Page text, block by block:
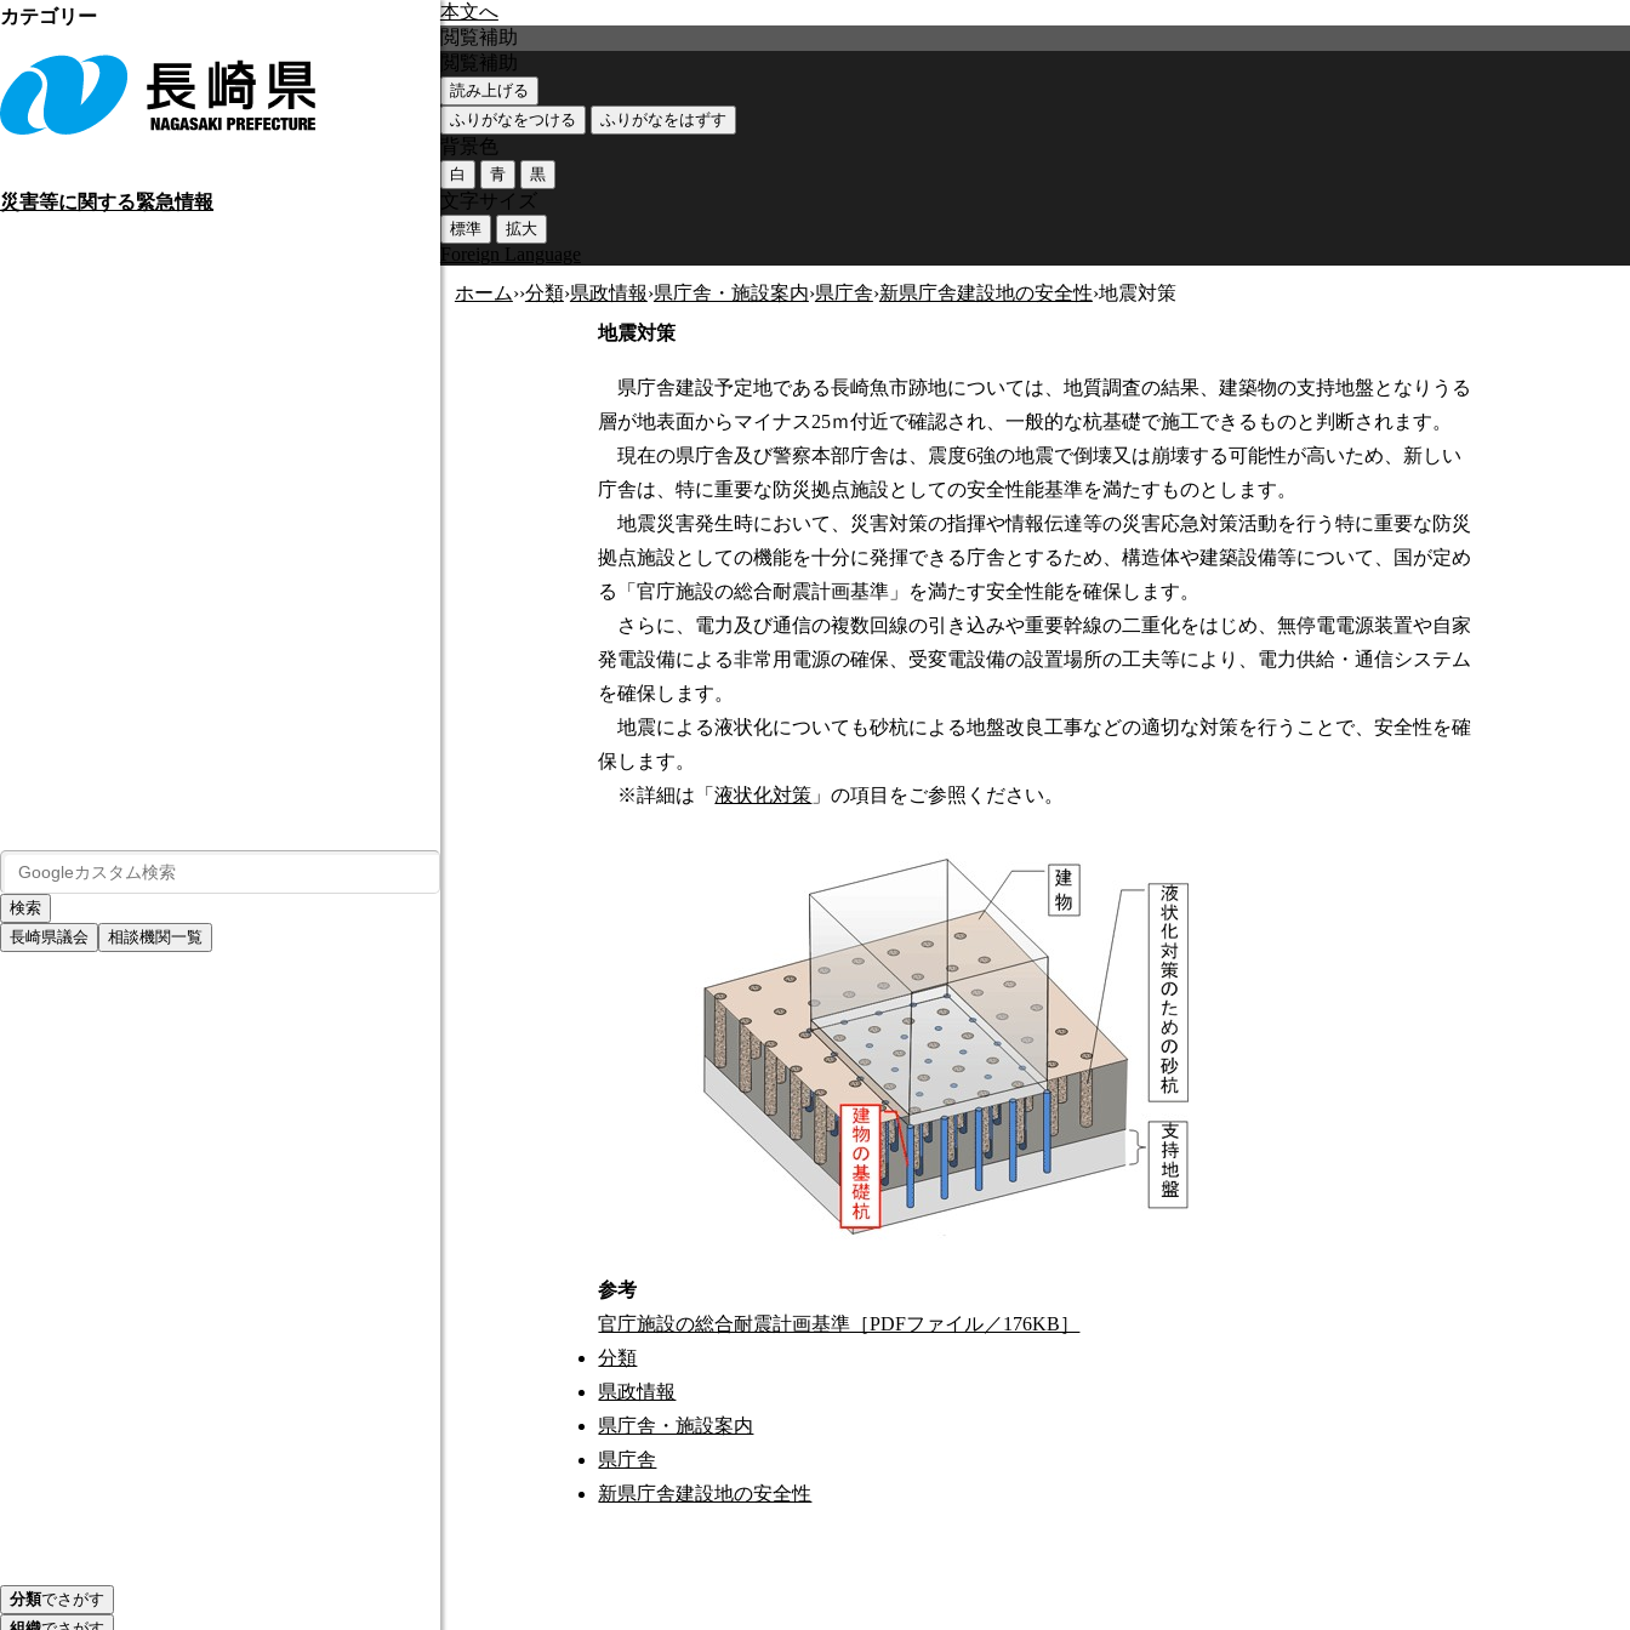
本文へ
災害等に関する緊急情報
長崎県議会 相談機関一覧
分類でさがす
閲覧補助
閲覧補助
読み上げる
ふりがなをつける
ふりがなをはずす
背景色
白 青 黒
文字サイズ
標準 拡大
Foreign Language
ホーム››分類›県政情報›県庁舎・施設案内›県庁舎›新県庁舎建設地の安全性›地震対策
地震対策
県庁舎建設予定地である長崎魚市跡地については、地質調査の結果、建築物の支持地盤となりうる
層が地表面からマイナス25ｍ付近で確認され、一般的な杭基礎で施工できるものと判断されます。
現在の県庁舎及び警察本部庁舎は、震度6強の地震で倒壊又は崩壊する可能性が高いため、新しい
庁舎は、特に重要な防災拠点施設としての安全性能基準を満たすものとします。
地震災害発生時において、災害対策の指揮や情報伝達等の災害応急対策活動を行う特に重要な防災
拠点施設としての機能を十分に発揮できる庁舎とするため、構造体や建築設備等について、国が定め
る「官庁施設の総合耐震計画基準」を満たす安全性能を確保します。
さらに、電力及び通信の複数回線の引き込みや重要幹線の二重化をはじめ、無停電電源装置や自家
発電設備による非常用電源の確保、受変電設備の設置場所の工夫等により、電力供給・通信システム
を確保します。
地震による液状化についても砂杭による地盤改良工事などの適切な対策を行うことで、安全性を確
保します。
※詳細は「液状化対策 」の項目をご参照ください。
参考
官庁施設の総合耐震計画基準［PDFファイル／176KB］
カテゴリー
分類
県政情報
県庁舎・施設案内
県庁舎
新県庁舎建設地の安全性